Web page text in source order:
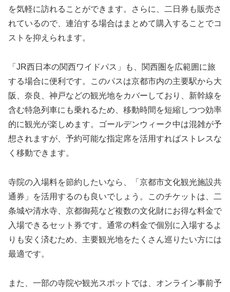
を気軽に訪れることができます。さらに、二日券も販売さ
れているので、連泊する場合はまとめて購入することでコ
ストを抑えられます。
「JR西日本の関西ワイドパス」も、関西圏を広範囲に旅
する場合に便利です。このパスは京都市内の主要駅から大
阪、奈良、神戸などの観光地をカバーしており、新幹線を
含む特急列車にも乗れるため、移動時間を短縮しつつ効率
的に観光が楽しめます。ゴールデンウィーク中は混雑が予
想されますが、予約可能な指定席を活用すればストレスな
く移動できます。
寺院の入場料を節約したいなら、「京都市文化観光施設共
通券」を活用するのも良いでしょう。このチケットは、二
条城や清水寺、京都御苑など複数の文化財にお得な料金で
入場できるセット券です。通常の料金で個別に入場するよ
りも安く済むため、主要観光地をたくさん巡りたい方には
最適です。
また、一部の寺院や観光スポットでは、オンライン事前予